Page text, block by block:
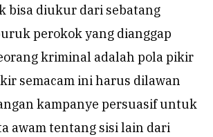
bisa diukur dari sebatang
perokok yang dianggap
kriminal adalah pola pikir
semacam ini harus dilawan
kampanye persuasif untuk
awam tentang sisi lain dari